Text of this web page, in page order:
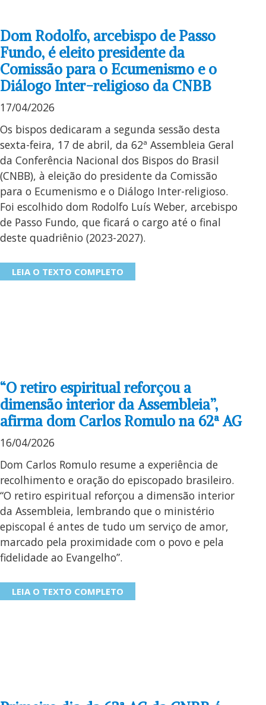
Dom Rodolfo, arcebispo de Passo
Fundo, é eleito presidente da
Comissão para o Ecumenismo e o
Diálogo Inter-religioso da CNBB
17/04/2026
Os bispos dedicaram a segunda sessão desta
sexta-feira, 17 de abril, da 62ª Assembleia Geral
da Conferência Nacional dos Bispos do Brasil
(CNBB), à eleição do presidente da Comissão
para o Ecumenismo e o Diálogo Inter-religioso.
Foi escolhido dom Rodolfo Luís Weber, arcebispo
de Passo Fundo, que ficará o cargo até o final
deste quadriênio (2023-2027).
LEIA O TEXTO COMPLETO
“O retiro espiritual reforçou a
dimensão interior da Assembleia”,
afirma dom Carlos Romulo na 62ª AG
16/04/2026
Dom Carlos Romulo resume a experiência de
recolhimento e oração do episcopado brasileiro.
“O retiro espiritual reforçou a dimensão interior
da Assembleia, lembrando que o ministério
episcopal é antes de tudo um serviço de amor,
marcado pela proximidade com o povo e pela
fidelidade ao Evangelho”.
LEIA O TEXTO COMPLETO